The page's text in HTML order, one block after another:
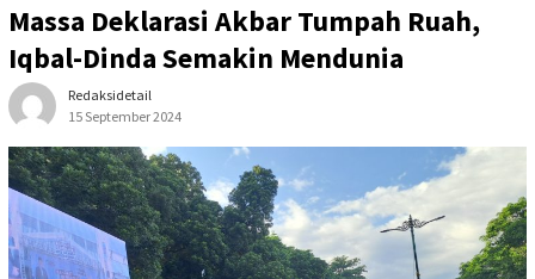
Massa Deklarasi Akbar Tumpah Ruah,
Iqbal-Dinda Semakin Mendunia
Redaksidetail
15 September 2024